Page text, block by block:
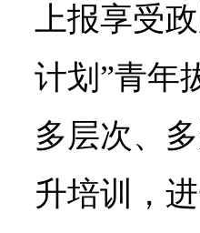
上报享受
计划”青年
多层次、
升培训，